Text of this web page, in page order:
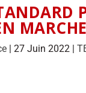
MARCHE
|27 Juin 2022 |